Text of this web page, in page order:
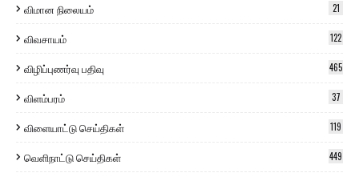
விமான நிலையம் 21
விவசாயம் 122
விழிப்புணர்வு பதிவு 465
விளம்பரம் 37
விளையாட்டு செய்திகள் 119
வெளிநாட்டு செய்திகள் 449